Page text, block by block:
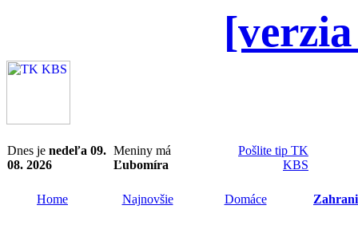
Dnes je nedeľa 09.
08. 2026
Meniny má
Ľubomíra
Pošlite tip TK
KBS
Home Najnovšie Domáce